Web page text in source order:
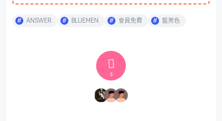
ANSWER BLUEMEN 會員免費 藍男色
5